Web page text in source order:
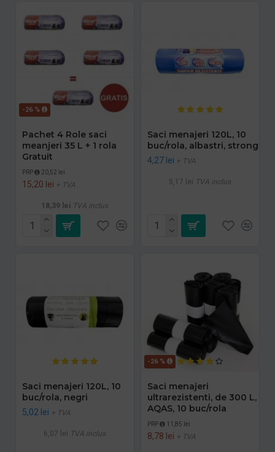
-26 %
Pachet 4 Role saci
meanjeri 35 L + 1 rola
Gratuit
PRP 20,52 lei
15,20 lei + TVA
18,39 lei TVA inclus
Saci menajeri 120L, 10
buc/rola, albastri, strong
4,27 lei + TVA
5,17 lei TVA inclus
Saci menajeri 120L, 10
buc/rola, negri
5,02 lei + TVA
6,07 lei TVA inclus
-26 %
Saci menajeri
ultrarezistenti, de 300 L,
AQAS, 10 buc/rola
PRP 11,85 lei
8,78 lei + TVA